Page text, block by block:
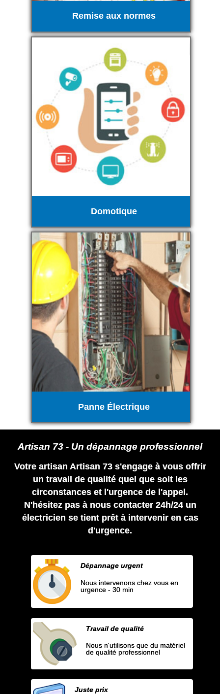
Remise aux normes
Domotique
Panne Électrique
Artisan 73 - Un dépannage professionnel
Votre artisan Artisan 73 s'engage à vous offrir
un travail de qualité quel que soit les
circonstances et l'urgence de l'appel.
N'hésitez pas à nous contacter 24h/24 un
électricien se tient prêt à intervenir en cas
d'urgence.
Dépannage urgent
Nous intervenons chez vous en
urgence - 30 min
Travail de qualité
Nous n'utilisons que du matériel
de qualité professionnel
Juste prix